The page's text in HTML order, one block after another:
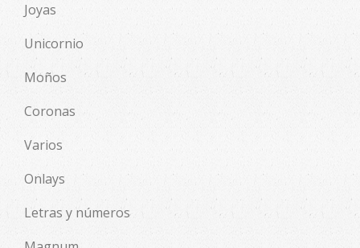
Joyas
Unicornio
Moños
Coronas
Varios
Onlays
Letras y números